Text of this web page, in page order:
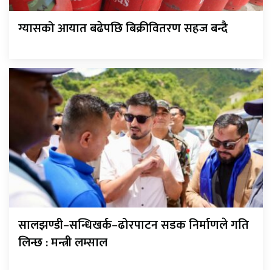
ग्यासको आयात बढेपछि बिक्रीवितरण सहज बन्दै
सालझण्डी–सन्धिखर्क–ढोरपाटन सडक निर्माणले गति
लिन्छ : मन्त्री लम्साल